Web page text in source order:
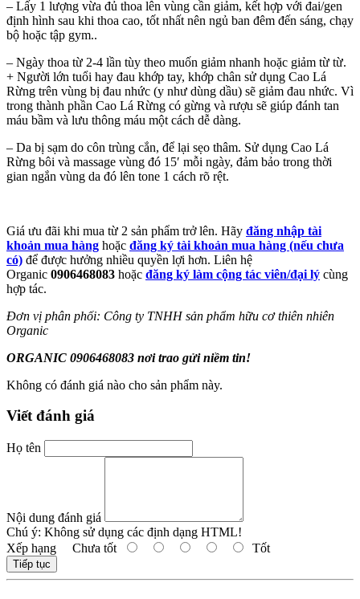
– Lấy 1 lượng vừa đủ thoa lên vùng cần giảm, kết hợp với đai/gen
định hình sau khi thoa cao, tốt nhất nên ngủ ban đêm đến sáng, chạy
bộ hoặc tập gym..
– Ngày thoa từ 2-4 lần tùy theo muốn giảm nhanh hoặc giảm từ từ.
+ Người lớn tuổi hay đau khớp tay, khớp chân sử dụng Cao Lá
Rừng trên vùng bị đau nhức (y như dùng dầu) sẽ giảm đau nhức. Vì
trong thành phần Cao Lá Rừng có gừng và rượu sẽ giúp đánh tan
máu bầm và lưu thông máu một cách dễ dàng.
– Da bị sạm do côn trùng cắn, để lại sẹo thâm. Sử dụng Cao Lá
Rừng bôi và massage vùng đó 15′ mỗi ngày, đảm bảo trong thời
gian ngắn vùng da đó lên tone 1 cách rõ rệt.
Giá ưu đãi khi mua từ 2 sản phẩm trở lên. Hãy đăng nhập tài
khoản mua hàng hoặc đăng ký tài khoản mua hàng (nếu chưa
có) để được hưởng nhiều quyền lợi hơn. Liên hệ
Organic 0906468083 hoặc đăng ký làm cộng tác viên/đại lý cùng
hợp tác.
Đơn vị phân phối: Công ty TNHH sản phẩm hữu cơ thiên nhiên
Organic
ORGANIC 0906468083 nơi trao gửi niềm tin!
Không có đánh giá nào cho sản phẩm này.
Viết đánh giá
Họ tên
Nội dung đánh giá
Chú ý: Không sử dụng các định dạng HTML!
Xếp hạng Chưa tốt Tốt
Tiếp tục